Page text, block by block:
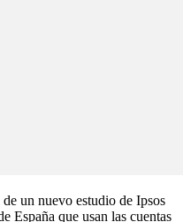
un nuevo estudio de Ipsos
España que usan las cuentas